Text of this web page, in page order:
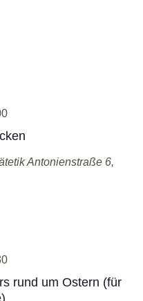
Antonienstraße 6,
rund um Ostern (für